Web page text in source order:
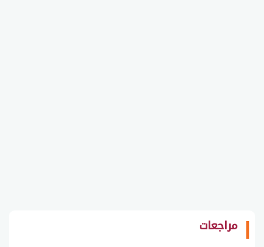
مراجعات